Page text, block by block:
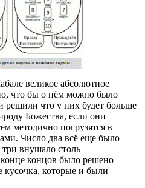
великое абсолютное
что бы о нём можно было
что у них будет больше
Божества, если они
методично погрузятся в
Число два всё еще было
три внушало столь
концов было решено
кусочка, которые и были